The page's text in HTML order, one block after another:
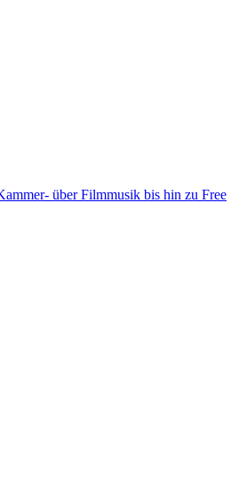
über Filmmusik bis hin zu Free